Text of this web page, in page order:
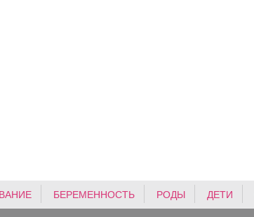
БЕРЕМЕННОСТЬ РОДЫ ДЕТИ